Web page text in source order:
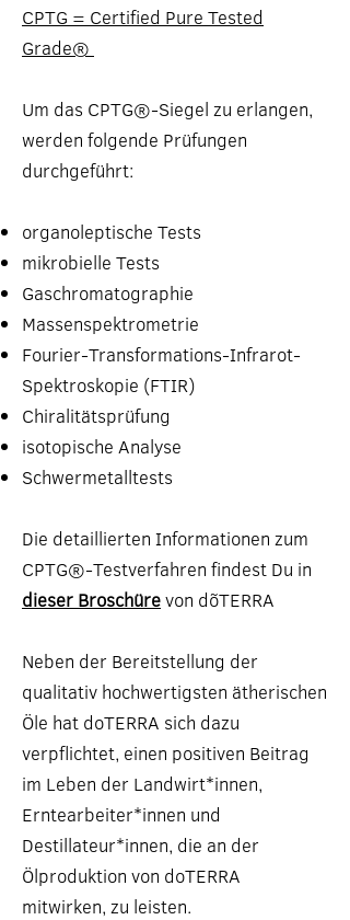
CPTG = Certified Pure Tested
Grade®
Um das CPTG®-Siegel zu erlangen,
werden folgende Prüfungen
durchgeführt:
organoleptische Tests
mikrobielle Tests
Gaschromatographie
Massenspektrometrie
Fourier-Transformations-Infrarot-
Spektroskopie (FTIR)
Chiralitätsprüfung
isotopische Analyse
Schwermetalltests
Die detaillierten Informationen zum
CPTG®-Testverfahren findest Du in
dieser Broschürevon dõTERRA
Neben der Bereitstellung der
qualitativ hochwertigsten ätherischen
Öle hat doTERRA sich dazu
verpflichtet, einen positiven Beitrag
im Leben der Landwirt*innen,
Erntearbeiter*innen und
Destillateur*innen, die an der
Ölproduktion von doTERRA
mitwirken, zu leisten.